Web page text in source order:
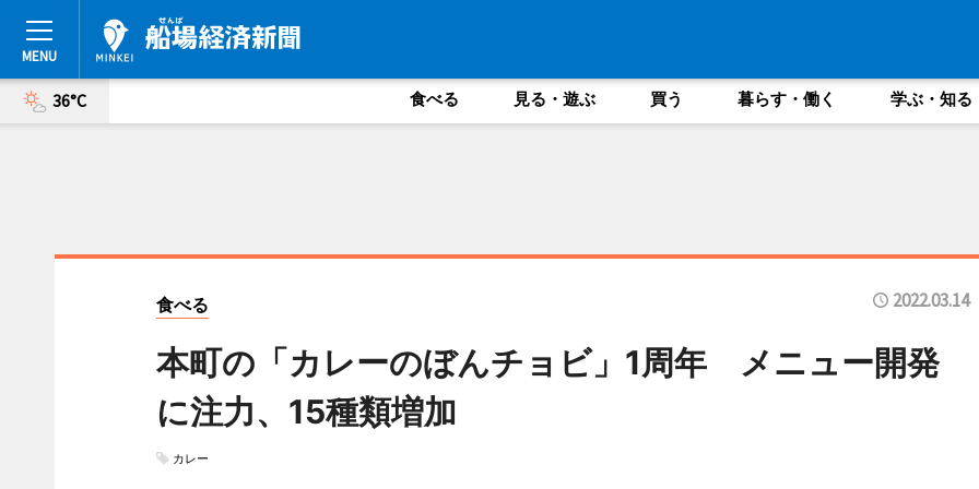
36°C 食べる 見る・遊ぶ 買う 暮らす・働く 学ぶ・知る
食べる 2022.03.14
本町の「カレーのぼんチョビ」1周年 メニュー開発
に注力、15種類増加
カレー